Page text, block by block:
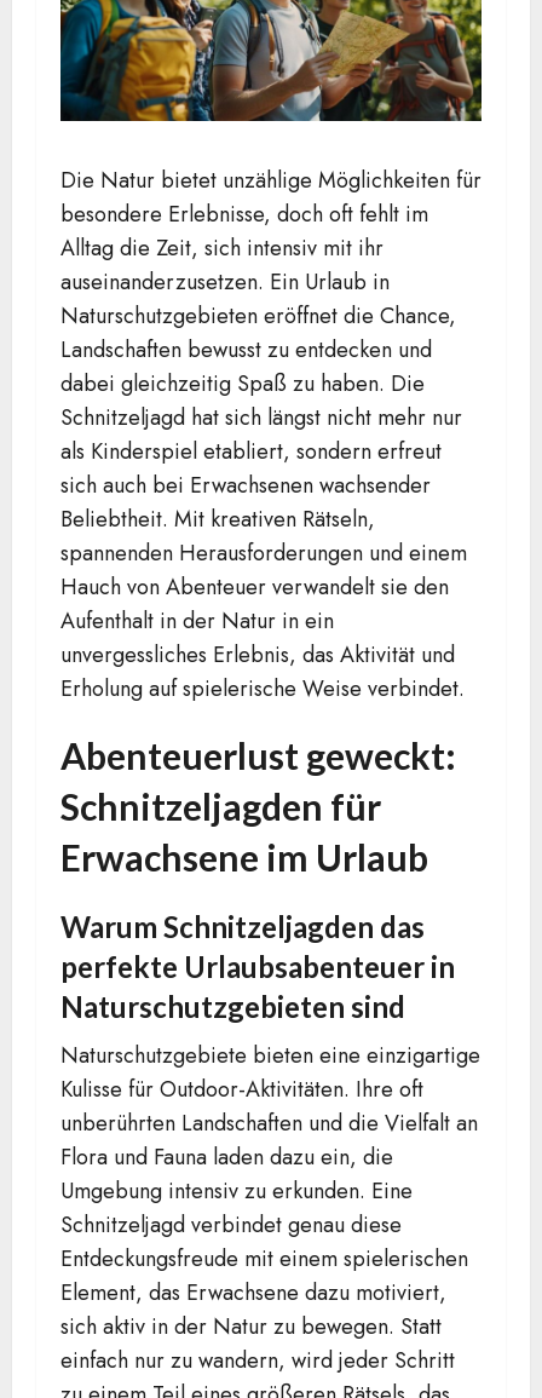
Die Natur bietet unzählige Möglichkeiten für
besondere Erlebnisse, doch oft fehlt im
Alltag die Zeit, sich intensiv mit ihr
auseinanderzusetzen. Ein Urlaub in
Naturschutzgebieten eröffnet die Chance,
Landschaften bewusst zu entdecken und
dabei gleichzeitig Spaß zu haben. Die
Schnitzeljagd hat sich längst nicht mehr nur
als Kinderspiel etabliert, sondern erfreut
sich auch bei Erwachsenen wachsender
Beliebtheit. Mit kreativen Rätseln,
spannenden Herausforderungen und einem
Hauch von Abenteuer verwandelt sie den
Aufenthalt in der Natur in ein
unvergessliches Erlebnis, das Aktivität und
Erholung auf spielerische Weise verbindet.
Abenteuerlust geweckt:
Schnitzeljagden für
Erwachsene im Urlaub
Warum Schnitzeljagden das
perfekte Urlaubsabenteuer in
Naturschutzgebieten sind
Naturschutzgebiete bieten eine einzigartige
Kulisse für Outdoor-Aktivitäten. Ihre oft
unberührten Landschaften und die Vielfalt an
Flora und Fauna laden dazu ein, die
Umgebung intensiv zu erkunden. Eine
Schnitzeljagd verbindet genau diese
Entdeckungsfreude mit einem spielerischen
Element, das Erwachsene dazu motiviert,
sich aktiv in der Natur zu bewegen. Statt
einfach nur zu wandern, wird jeder Schritt